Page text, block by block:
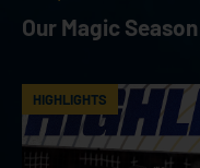
Our Magic Season
HIGHLIGHTS